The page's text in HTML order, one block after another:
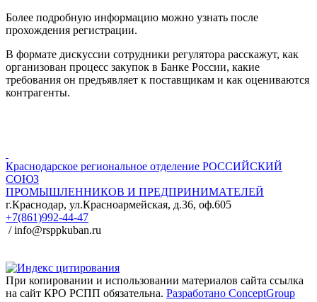
Более подробную информацию можно узнать после
прохождения регистрации.
В формате дискуссии сотрудники регулятора расскажут, как
организован процесс закупок в Банке России, какие
требования он предъявляет к поставщикам и как оцениваются
контрагенты.
Краснодарское региональное отделение РОССИЙСКИЙ
СОЮЗ
ПРОМЫШЛЕННИКОВ И ПРЕДПРИНИМАТЕЛЕЙ
г.Краснодар, ул.Красноармейская, д.36, оф.605
+7(861)992-44-47
/ info@rsppkuban.ru
При копировании и использовании материалов сайта ссылка
на сайт КРО РСПП обязательна. Разработано ConceptGroup